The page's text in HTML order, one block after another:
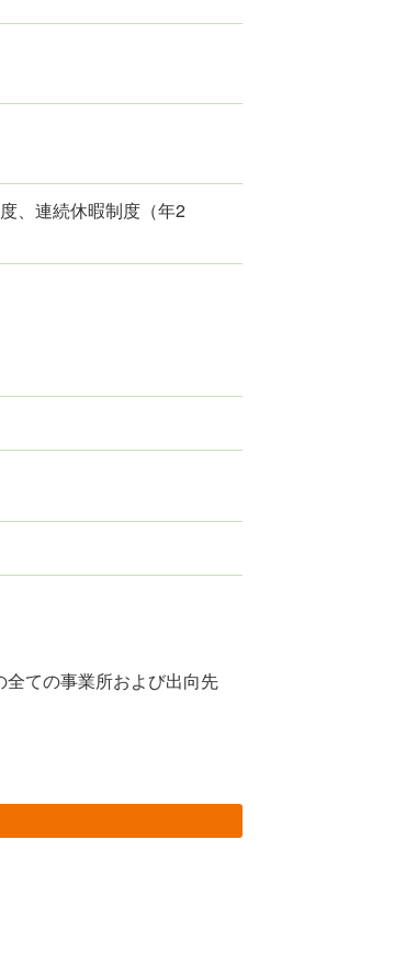
、連続休暇制度（年2
ての事業所および出向先